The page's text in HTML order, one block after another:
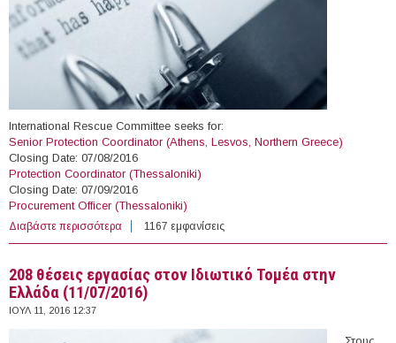
International Rescue Committee seeks for:
Senior Protection Coordinator (Athens, Lesvos, Northern Greece)
Closing Date: 07/08/2016
Protection Coordinator (Thessaloniki)
Closing Date: 07/09/2016
Procurement Officer (Thessaloniki)
Διαβάστε περισσότερα για Open Vacancies at International Rescue Committee
1167 εμφανίσεις
208 θέσεις εργασίας στον Ιδιωτικό Τομέα στην
Ελλάδα (11/07/2016)
ΙΟΥΛ 11, 2016 12:37